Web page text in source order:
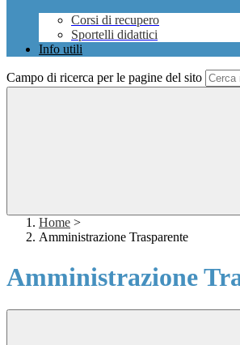
Corsi di recupero
Sportelli didattici
Info utili
Campo di ricerca per le pagine del sito
Home >
Amministrazione Trasparente
Amministrazione